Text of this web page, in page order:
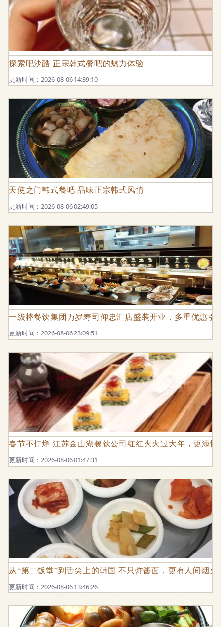
探索吧沙酷 正宗韩式餐吧的魅力体验
更新时间：2026-08-06 14:39:10
天使之门韩式餐吧 品味正宗韩式风情
更新时间：2026-08-06 02:49:05
一级棒餐饮集团万岁寿司仰忠汇店盛装开业，多重优惠引
更新时间：2026-08-06 23:09:51
春节不打烊 江苏金山湖餐饮公司红红火火过大年，更添
更新时间：2026-08-06 01:47:31
从“第二饭堂”到舌尖上的韩国 不只炸酱面，更有人间烟火
更新时间：2026-08-06 13:46:26